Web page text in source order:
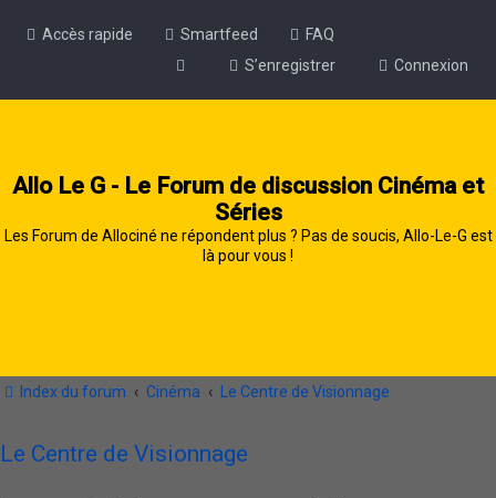
Accès rapide Smartfeed
FAQ
Connexion
S’enregistrer
Allo Le G - Le Forum de discussion Cinéma et
Séries
Les Forum de Allociné ne répondent plus ? Pas de soucis, Allo-Le-G est
là pour vous !
Index du forum Cinéma Le Centre de Visionnage
Le Centre de Visionnage